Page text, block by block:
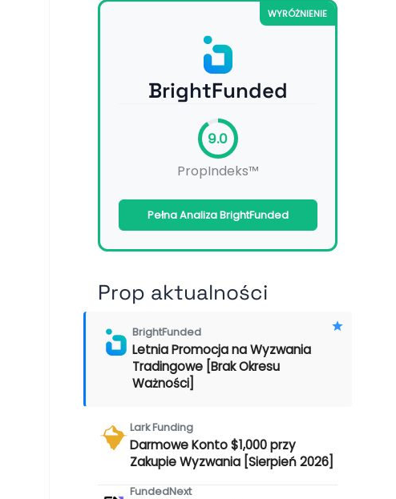
WYRÓŻNIENIE
BrightFunded
9.0
PropIndeks™
Pełna Analiza BrightFunded
Prop aktualności
BrightFunded
Letnia Promocja na Wyzwania
Tradingowe [Brak Okresu
Ważności]
Lark Funding
Darmowe Konto $1,000 przy
Zakupie Wyzwania [Sierpień 2026]
FundedNext